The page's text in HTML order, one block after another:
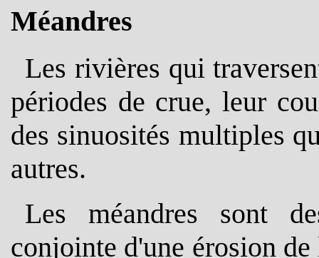
Méandres
Les rivières qui
périodes de crue, leur
des sinuosités multiples
autres.
Les méandres sont
conjointe d'une érosion